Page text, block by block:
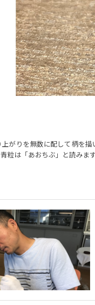
がりを無数に配して柄を
粒は「あおちぶ」と読みま